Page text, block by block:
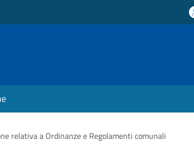
relativa a Ordinanze e Regolamenti comunali